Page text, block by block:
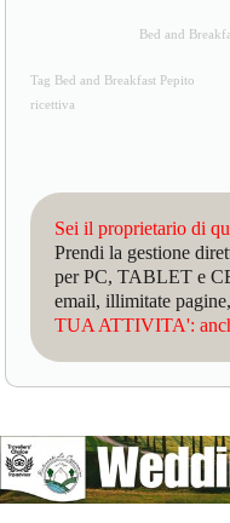
Bed and
Tag Bed and Breakfast Pepito
ricettiva
Sei il proprietario di
Prendi la gestione
per PC, TABLET e
email, illimitate
TUA ATTIVITA':